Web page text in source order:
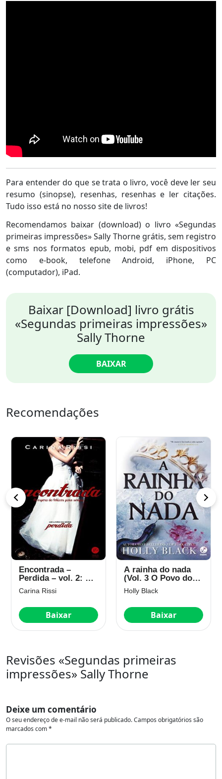
Para entender do que se trata o livro, você deve ler seu
resumo (sinopse), resenhas, resenhas e ler citações.
Tudo isso está no nosso site de livros!
Recomendamos baixar (download) o livro «Segundas
primeiras impressões» Sally Thorne grátis, sem registro
e sms nos formatos epub, mobi, pdf em dispositivos
como e-book, telefone Android, iPhone, PC
(computador), iPad.
Baixar [Download] livro grátis
«Segundas primeiras impressões»
Sally Thorne
BAIXAR
Recomendações
Encontrada –
Perdida – vol. 2: À
espera do felizes
para sempre
Carina Rissi
Baixar
A rainha do nada
(Vol. 3 O Povo do
Ar)
Holly Black
Baixar
Revisões «Segundas primeiras
impressões» Sally Thorne
Deixe um comentário
O seu endereço de e-mail não será publicado.Campos obrigatórios são
marcados com*